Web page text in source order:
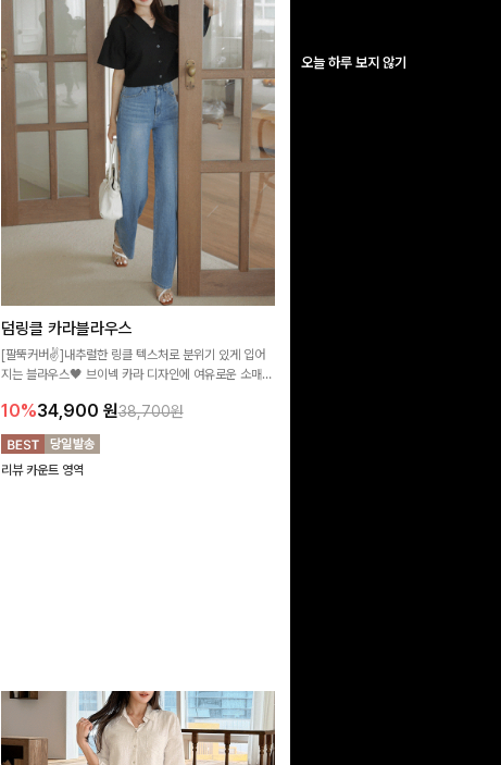
오늘 하루 보지 않기
덤링클 카라블라우스
[팔뚝커버✌]내추럴한 링클 텍스처로 분위기 있게 입어
지는 블라우스🖤 브이넥 카라 디자인에 여유로운 소매핏
10%34,900 원38,700원
리뷰 카운트 영역